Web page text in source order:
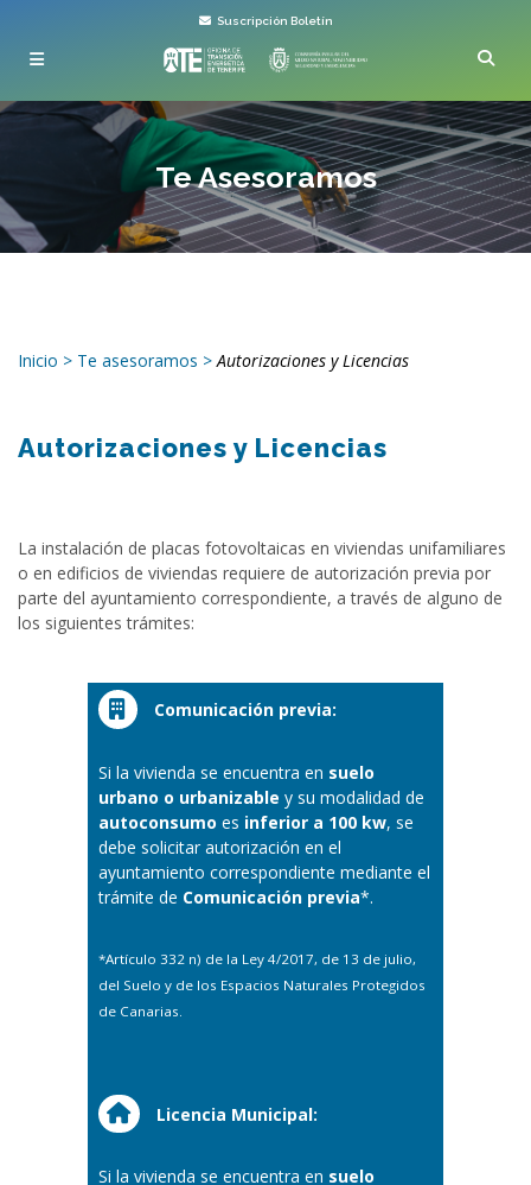
Suscripción Boletín
Te Asesoramos
Inicio > Te asesoramos >Autorizaciones y Licencias
Autorizaciones y Licencias
La instalación de placas fotovoltaicas en viviendas unifamiliares
o en edificios de viviendas requiere de autorización previa por
parte del ayuntamiento correspondiente, a través de alguno de
los siguientes trámites:
Comunicación previa:
Si la vivienda se encuentra en suelo
urbano o urbanizable y su modalidad de
autoconsumo es inferior a 100 kw, se
debe solicitar autorización en el
ayuntamiento correspondiente mediante el
trámite de Comunicación previa*.
*Artículo 332 n) de la Ley 4/2017, de 13 de julio,
del Suelo y de los Espacios Naturales Protegidos
de Canarias.
Licencia Municipal:
Si la vivienda se encuentra en suelo